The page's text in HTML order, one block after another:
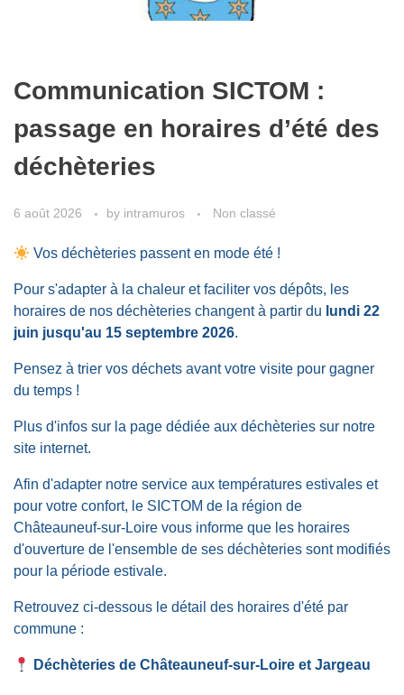
Communication SICTOM :
passage en horaires d’été des
déchèteries
6 août 2026 by intramuros Non classé
Vos déchèteries passent en mode été !
Pour s'adapter à la chaleur et faciliter vos dépôts, les
horaires de nos déchèteries changent à partir du lundi 22
juin jusqu'au 15 septembre 2026.
Pensez à trier vos déchets avant votre visite pour gagner
du temps !
Plus d'infos sur la page dédiée aux déchèteries sur notre
site internet.
Afin d'adapter notre service aux températures estivales et
pour votre confort, le SICTOM de la région de
Châteauneuf-sur-Loire vous informe que les horaires
d'ouverture de l'ensemble de ses déchèteries sont modifiés
pour la période estivale.
Retrouvez ci-dessous le détail des horaires d'été par
commune :
Déchèteries de Châteauneuf-sur-Loire et Jargeau